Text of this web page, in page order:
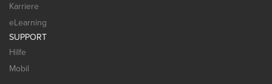
Karriere
eLearning
SUPPORT
Hilfe
Mobil